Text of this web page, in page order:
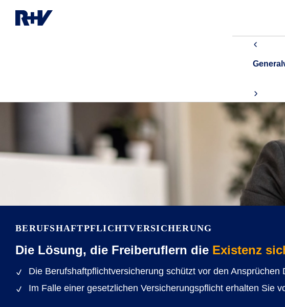
BERUFSHAFTPFLICHT­VERSICHERUNG
Die Lösung, die Freiberuflern die Existenz
Die Berufshaftpflichtversicherung schützt vor den
Im Falle einer gesetzlichen Versicherungspflicht erhalten Sie